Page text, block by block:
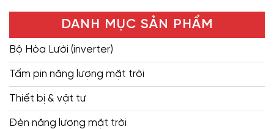
DANH MỤC SẢN PHẨM
Bộ Hòa Lưới (inverter)
Tấm pin năng lượng mặt trời
Thiết bị & vật tư
Đèn năng lượng mặt trời